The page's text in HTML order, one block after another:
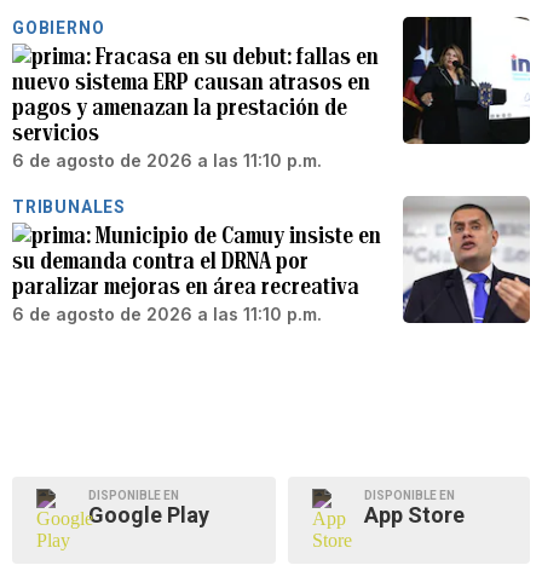
GOBIERNO
Fracasa en su debut: fallas en
nuevo sistema ERP causan atrasos en
pagos y amenazan la prestación de
servicios
6 de agosto de 2026 a las 11:10 p.m.
TRIBUNALES
Municipio de Camuy insiste en
su demanda contra el DRNA por
paralizar mejoras en área recreativa
6 de agosto de 2026 a las 11:10 p.m.
DISPONIBLE EN
Google Play
DISPONIBLE EN
App Store